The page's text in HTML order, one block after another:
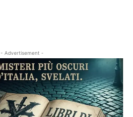
- Advertisement -